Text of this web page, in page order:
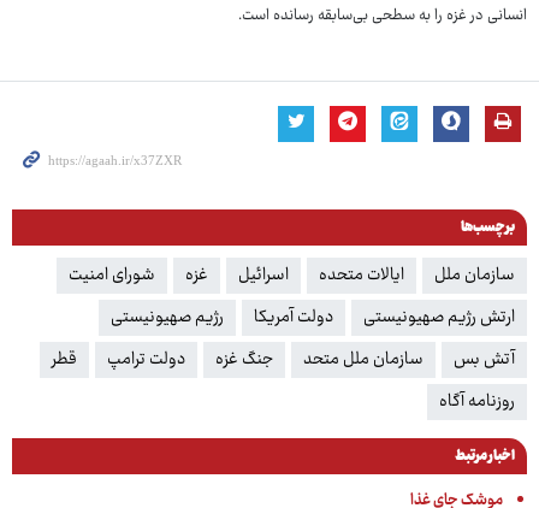
انسانی در غزه را به سطحی بی‌سابقه رسانده است.
برچسب‌ها
سازمان ملل ایالات متحده اسرائیل غزه
شورای امنیت
ارتش رژیم صهیونیستی
دولت آمریکا
رژیم صهیونیستی
آتش بس
سازمان ملل متحد جنگ غزه دولت ترامپ
قطر
روزنامه آگاه
اخبار مرتبط
موشک جای غذا